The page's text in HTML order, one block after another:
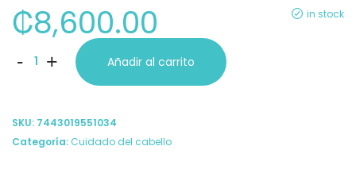
in stock
₡8,600.00
-Shampoo
De
+ Añadir al carrito
SKU: 7443019551034
Categoría: Cuidado del cabello